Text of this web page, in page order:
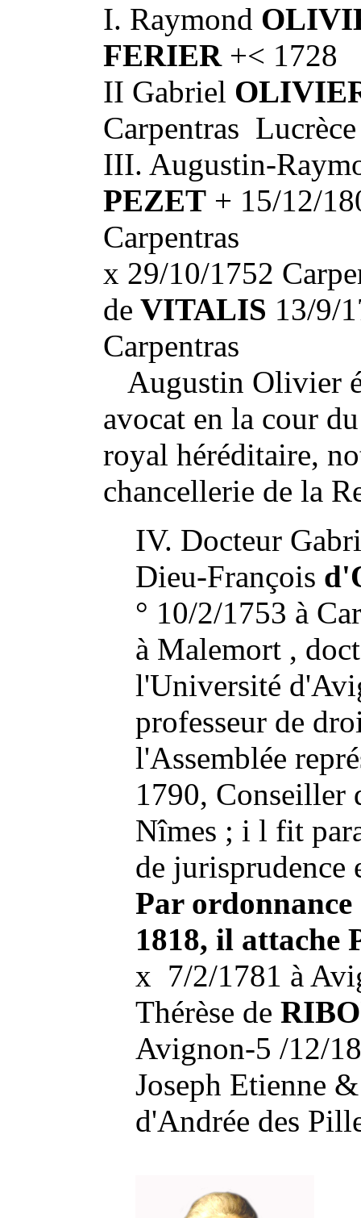
I. Raymond
FERIER+< 1728
II Gabriel
Carpentras
III. Augustin-
PEZET + 15/12/
Carpentras
x 29/10/1752
de VITALIS 13/9/
Carpentras
Augustin Olivier
avocat en la cour
royal héréditaire,
chancellerie de la
IV. Docteur
Dieu-François
° 10/2/1753 à
à Malemort ,
l'Université
professeur de
l'Assemblée
1790, Conseiller
Nîmes ; i l fit
de jurisprudence
Par
1818, il
x 7/2/1781 à
Thérèse de
Avignon-5 /12/
Joseph Etienne
d'Andrée des